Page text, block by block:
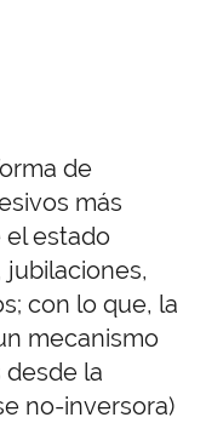
de
más
el estado
con lo que, la
mecanismo
la
no-inversora)